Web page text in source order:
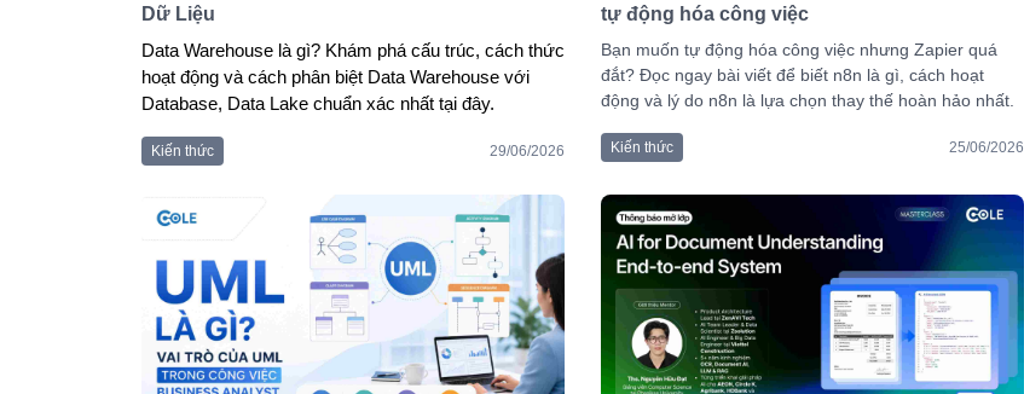
Dữ Liệu
Data Warehouse là gì? Khám phá cấu trúc, cách thức
hoạt động và cách phân biệt Data Warehouse với
Database, Data Lake chuẩn xác nhất tại đây.
Kiến thức 29/06/2026
tự động hóa công việc
Bạn muốn tự động hóa công việc nhưng Zapier quá
đắt? Đọc ngay bài viết để biết n8n là gì, cách hoạt
động và lý do n8n là lựa chọn thay thế hoàn hảo nhất.
Kiến thức 25/06/2026